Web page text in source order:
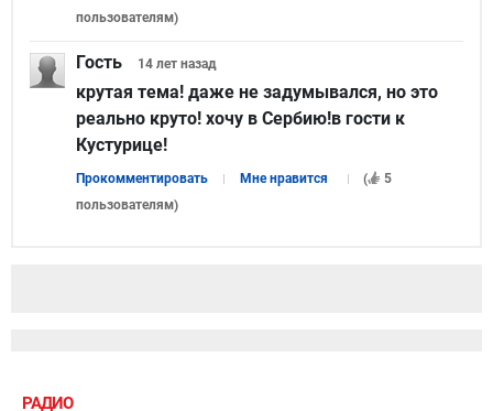
пользователям)
Гость 14 лет назад
крутая тема! даже не задумывался, но это
реально круто! хочу в Сербию!в гости к
Кустурице!
Прокомментировать Мне нравится (
5
пользователям)
РАДИО